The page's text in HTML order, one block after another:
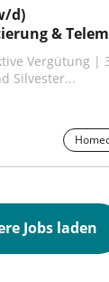
d)
&
Vergütung |
Silvester...
Jobs laden